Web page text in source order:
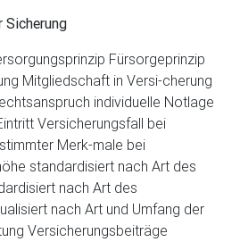
Sicherung
Fürsorgeprinzip
Mitgliedschaft in Versi-cherung
individuelle Notlage
Versicherungsfall bei
Merk-male bei
standardisiert nach Art des
nach Art des
nach Art und Umfang der
Versicherungsbeiträge